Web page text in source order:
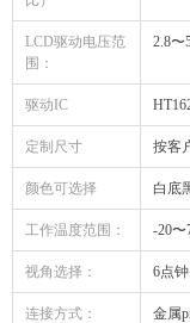
LCD驱动电压范
围：
2.8〜
驱动IC
定制尺寸 按客
颜色可选择 白底
工作温度范围： -20〜
视角选择： 6点钟
连接方式： 金属